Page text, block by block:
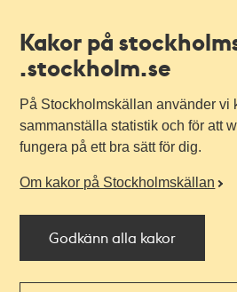
Kakor på
.stockholm.se
På Stockholmskällan använder vi
sammanställa statistik och för att
fungera på ett bra sätt för dig.
Om kakor på Stockholmskällan
Godkänn alla kakor